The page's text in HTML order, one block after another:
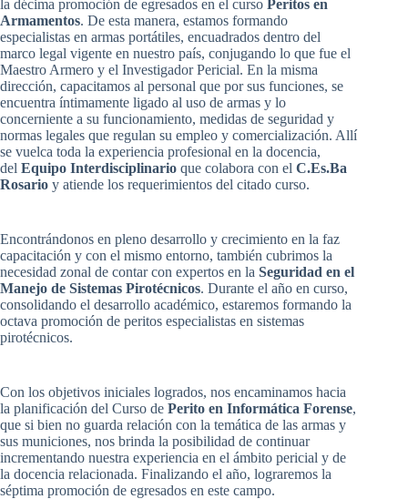
la décima promoción de egresados en el curso Peritos en
Armamentos. De esta manera, estamos formando
especialistas en armas portátiles, encuadrados dentro del
marco legal vigente en nuestro país, conjugando lo que fue el
Maestro Armero y el Investigador Pericial. En la misma
dirección, capacitamos al personal que por sus funciones, se
encuentra íntimamente ligado al uso de armas y lo
concerniente a su funcionamiento, medidas de seguridad y
normas legales que regulan su empleo y comercialización. Allí
se vuelca toda la experiencia profesional en la docencia,
del Equipo Interdisciplinario que colabora con el C.Es.Ba
Rosario y atiende los requerimientos del citado curso.
Encontrándonos en pleno desarrollo y crecimiento en la faz
capacitación y con el mismo entorno, también cubrimos la
necesidad zonal de contar con expertos en la Seguridad en el
Manejo de Sistemas Pirotécnicos. Durante el año en curso,
consolidando el desarrollo académico, estaremos formando la
octava promoción de peritos especialistas en sistemas
pirotécnicos.
Con los objetivos iniciales logrados, nos encaminamos hacia
la planificación del Curso de Perito en Informática Forense,
que si bien no guarda relación con la temática de las armas y
sus municiones, nos brinda la posibilidad de continuar
incrementando nuestra experiencia en el ámbito pericial y de
la docencia relacionada. Finalizando el año, lograremos la
séptima promoción de egresados en este campo.